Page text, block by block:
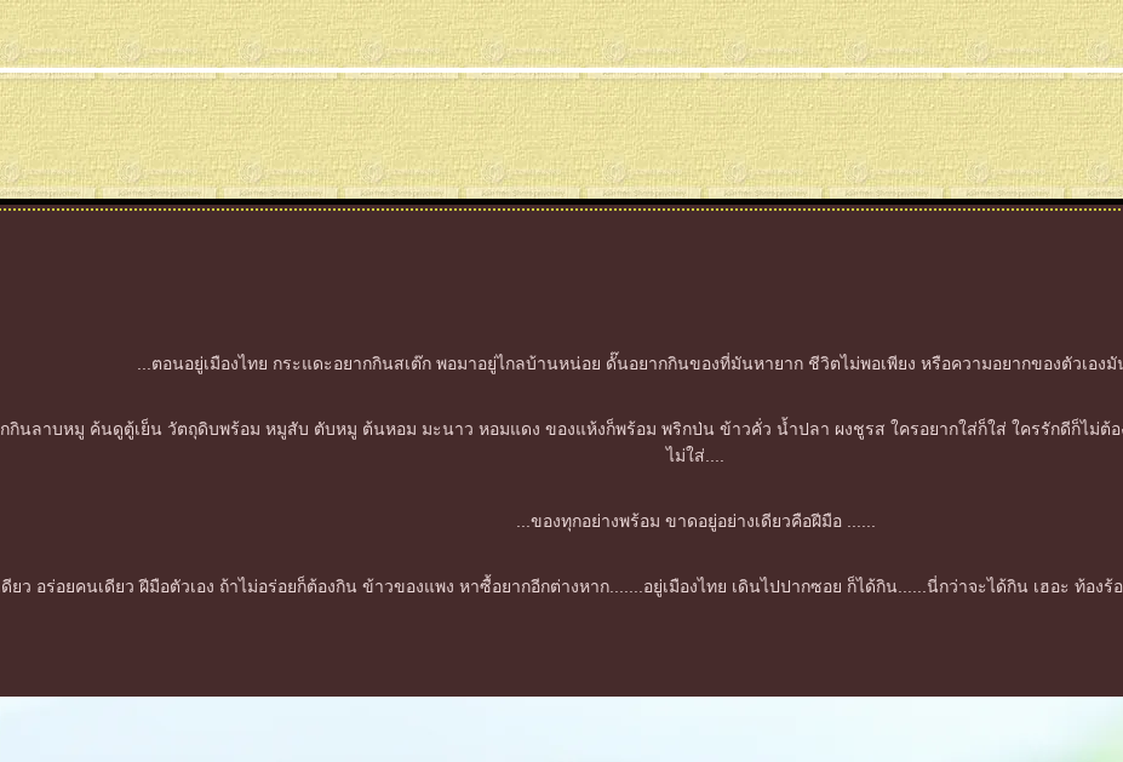
...ตอนอยู่เมืองไทย กระแดะอยากกินสเต๊ก พอมาอยู่ไกลบ้านหน่อย ดั๊นอยากกินของที่มันหายาก ชีวิตไม่พอเพียง หรือความอยากของตัวเองมั
กินลาบหมู ค้นดูตู้เย็น วัตถุดิบพร้อม หมูสับ ตับหมู ต้นหอม มะนาว หอมแดง ของแห้งก็พร้อม พริกป่น ข้าวคั่ว น้ำปลา ผงชูรส ใครอยากใส่ก็ใส่ ใครรักดีก็ไม่
ไม่ใส่....
...ของทุกอย่างพร้อม ขาดอยู่อย่างเดียวคือฝีมือ ......
ดียว อร่อยคนเดียว ฝีมือตัวเอง ถ้าไม่อร่อยก็ต้องกิน ข้าวของแพง หาซื้อยากอีกต่างหาก.......อยู่เมืองไทย เดินไปปากซอย ก็ได้กิน......นี่กว่าจะได้กิน เฮอะ ท้อง